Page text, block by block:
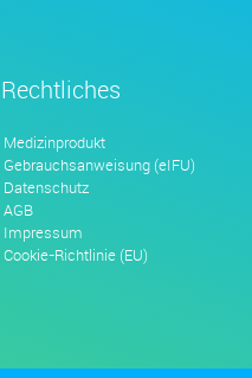
Rechtliches
Medizinprodukt
Gebrauchsanweisung (eIFU)
Datenschutz
AGB
Impressum
Cookie-Richtlinie (EU)